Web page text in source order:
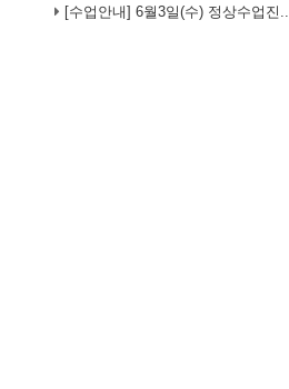
[수업안내] 6월3일(수) 정상수업진..